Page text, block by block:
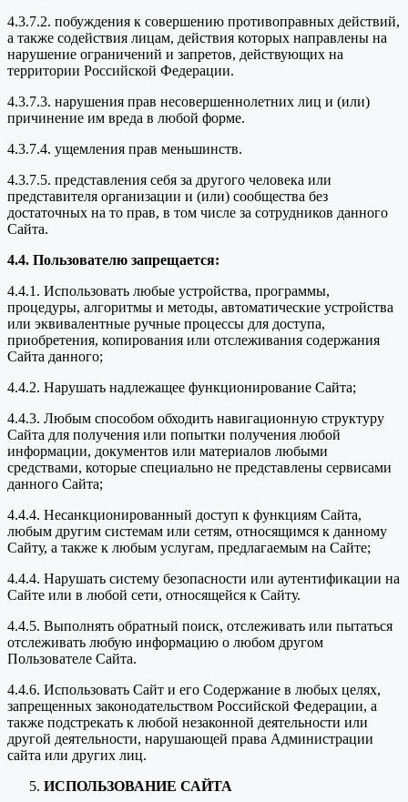
4.3.7.2. побуждения к совершению противоправных действий,
а также содействия лицам, действия которых направлены на
нарушение ограничений и запретов, действующих на
территории Российской Федерации.
4.3.7.3. нарушения прав несовершеннолетних лиц и (или)
причинение им вреда в любой форме.
4.3.7.4. ущемления прав меньшинств.
4.3.7.5. представления себя за другого человека или
представителя организации и (или) сообщества без
достаточных на то прав, в том числе за сотрудников данного
Сайта.
4.4. Пользователю запрещается:
4.4.1. Использовать любые устройства, программы,
процедуры, алгоритмы и методы, автоматические устройства
или эквивалентные ручные процессы для доступа,
приобретения, копирования или отслеживания содержания
Сайта данного;
4.4.2. Нарушать надлежащее функционирование Сайта;
4.4.3. Любым способом обходить навигационную структуру
Сайта для получения или попытки получения любой
информации, документов или материалов любыми
средствами, которые специально не представлены сервисами
данного Сайта;
4.4.4. Несанкционированный доступ к функциям Сайта,
любым другим системам или сетям, относящимся к данному
Сайту, а также к любым услугам, предлагаемым на Сайте;
4.4.4. Нарушать систему безопасности или аутентификации на
Сайте или в любой сети, относящейся к Сайту.
4.4.5. Выполнять обратный поиск, отслеживать или пытаться
отслеживать любую информацию о любом другом
Пользователе Сайта.
4.4.6. Использовать Сайт и его Содержание в любых целях,
запрещенных законодательством Российской Федерации, а
также подстрекать к любой незаконной деятельности или
другой деятельности, нарушающей права Администрации
сайта или других лиц.
ИСПОЛЬЗОВАНИЕ САЙТА